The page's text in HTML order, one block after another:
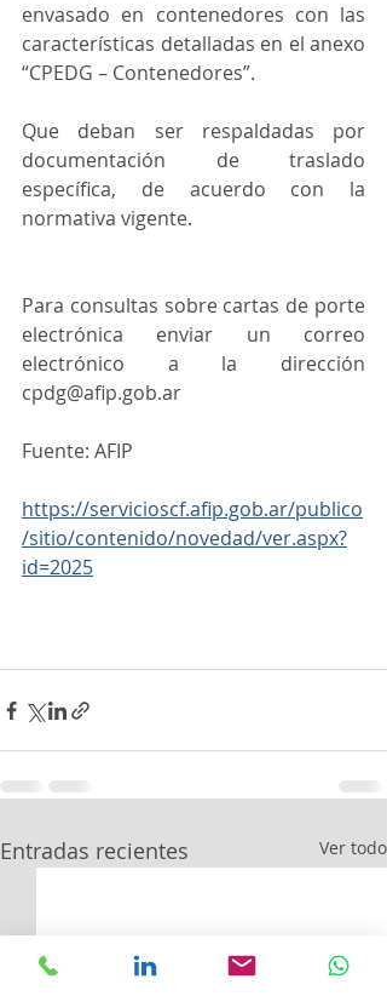
envasado en contenedores con las
características detalladas en el anexo
“CPEDG – Contenedores”.
Que deban ser respaldadas por
documentación de traslado
específica, de acuerdo con la
normativa vigente.
Para consultas sobre cartas de porte
electrónica enviar un correo
electrónico a la dirección
cpdg@afip.gob.ar
Fuente: AFIP
https://servicioscf.afip.gob.ar/publico
/sitio/contenido/novedad/ver.aspx?
id=2025
Entradas recientes Ver todo